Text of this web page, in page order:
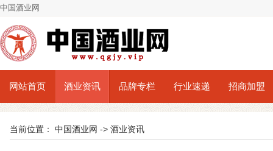
中国酒业网
网站首页 酒业资讯 品牌专栏 行业速递 招商加盟
当前位置： 中国酒业网 -> 酒业资讯